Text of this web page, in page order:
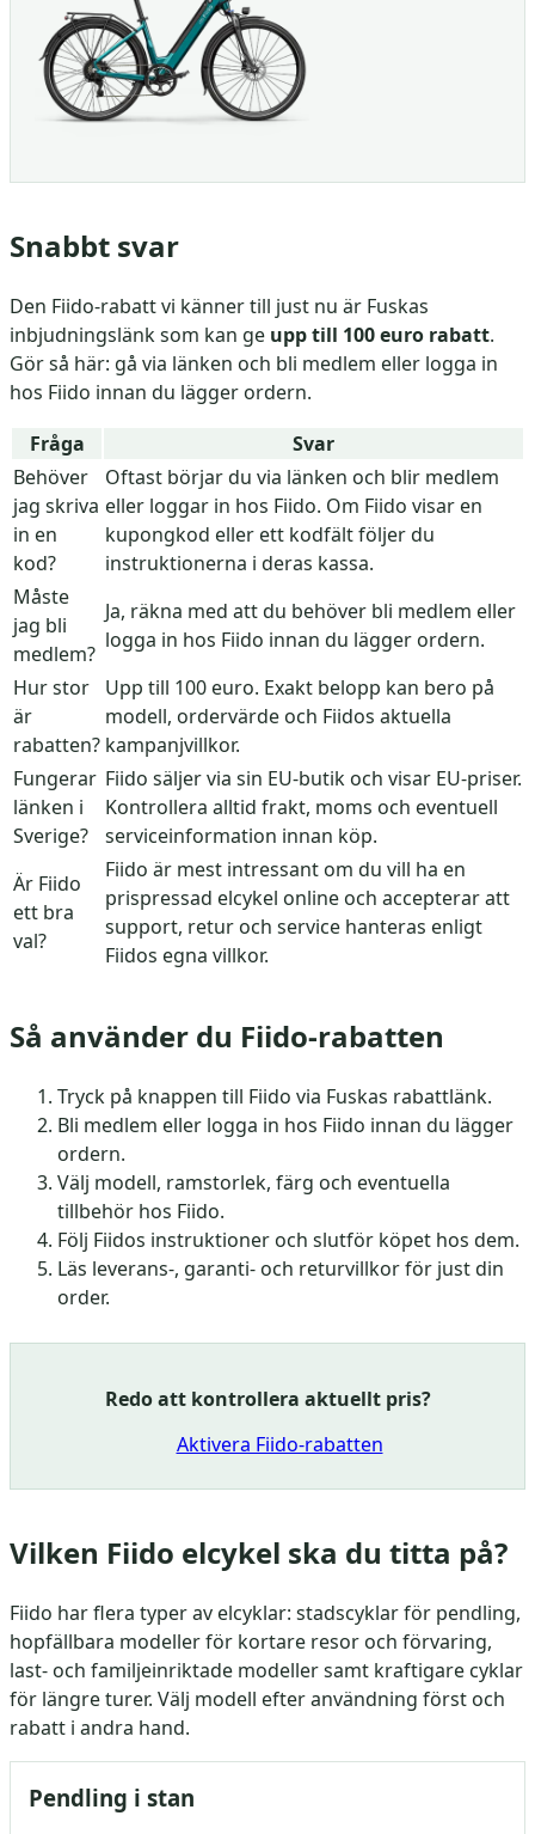
Snabbt svar
Den Fiido-rabatt vi känner till just nu är Fuskas
inbjudningslänk som kan ge upp till 100 euro rabatt.
Gör så här: gå via länken och bli medlem eller logga in
hos Fiido innan du lägger ordern.
Fråga
Svar
Behöver
jag skriva
in en
kod?
Oftast börjar du via länken och blir medlem
eller loggar in hos Fiido. Om Fiido visar en
kupongkod eller ett kodfält följer du
instruktionerna i deras kassa.
Måste
jag bli
medlem?
Ja, räkna med att du behöver bli medlem eller
logga in hos Fiido innan du lägger ordern.
Hur stor
är
rabatten?
Upp till 100 euro. Exakt belopp kan bero på
modell, ordervärde och Fiidos aktuella
kampanjvillkor.
Fungerar
länken i
Sverige?
Fiido säljer via sin EU-butik och visar EU-priser.
Kontrollera alltid frakt, moms och eventuell
serviceinformation innan köp.
Är Fiido
ett bra
val?
Fiido är mest intressant om du vill ha en
prispressad elcykel online och accepterar att
support, retur och service hanteras enligt
Fiidos egna villkor.
Så använder du Fiido-rabatten
Tryck på knappen till Fiido via Fuskas rabattlänk.
Bli medlem eller logga in hos Fiido innan du lägger
ordern.
Välj modell, ramstorlek, färg och eventuella
tillbehör hos Fiido.
Följ Fiidos instruktioner och slutför köpet hos dem.
Läs leverans-, garanti- och returvillkor för just din
order.
Redo att kontrollera aktuellt pris?
Aktivera Fiido-rabatten
Vilken Fiido elcykel ska du titta på?
Fiido har flera typer av elcyklar: stadscyklar för pendling,
hopfällbara modeller för kortare resor och förvaring,
last- och familjeinriktade modeller samt kraftigare cyklar
för längre turer. Välj modell efter användning först och
rabatt i andra hand.
Pendling i stan